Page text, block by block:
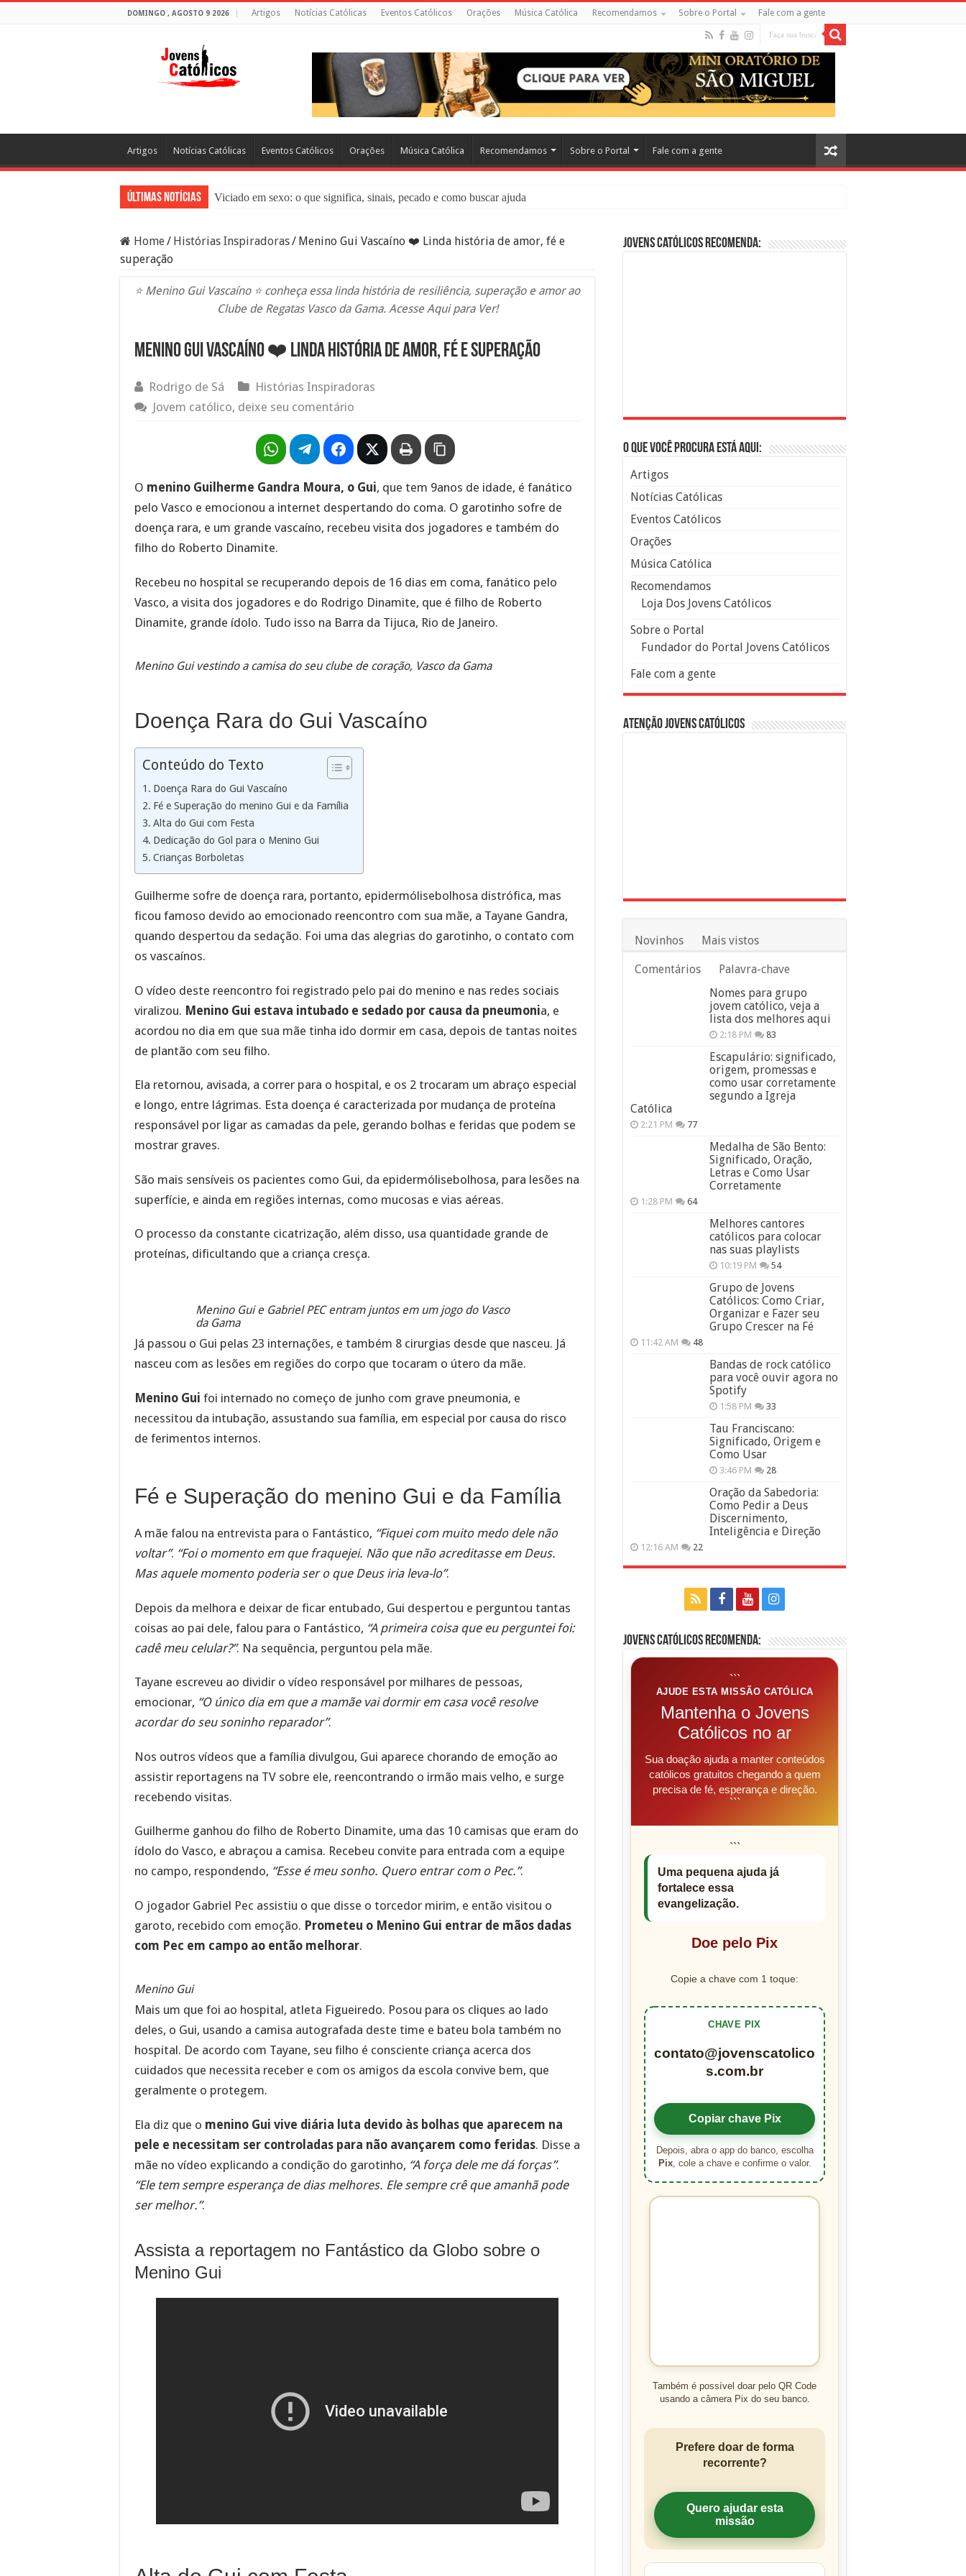
DOMINGO , AGOSTO 9 2026 Artigos Notícias Católicas Eventos Católicos Orações Música Católica Recomendamos Sobre o Portal Fale com a gente
Artigos Notícias Católicas Eventos Católicos Orações Música Católica Recomendamos Sobre o Portal Fale com a gente
Últimas Notícias
Viciado em sexo: o que significa, sinais, pecado e como buscar ajuda
Filme Sagrado Coração – Seu Reino Não Terá Fim: O Documentário Que Vai Tocar os Católicos no Cinema
8 Pessoas Que Você Não Deve Ajudar Segundo a Bíblia
Home/ Histórias Inspiradoras/ Menino Gui Vascaíno ❤️ Linda história de amor, fé e
superação
⭐ Menino Gui Vascaíno ⭐ conheça essa linda história de resiliência, superação e amor ao
Clube de Regatas Vasco da Gama. Acesse Aqui para Ver!
Menino Gui Vascaíno ❤️ Linda história de amor, fé e superação
Rodrigo de Sá
Histórias Inspiradoras
Jovem católico, deixe seu comentário
O menino Guilherme Gandra Moura, o Gui, que tem 9anos de idade, é fanático
pelo Vasco e emocionou a internet despertando do coma. O garotinho sofre de
doença rara, e um grande vascaíno, recebeu visita dos jogadores e também do
filho do Roberto Dinamite.
Recebeu no hospital se recuperando depois de 16 dias em coma, fanático pelo
Vasco, a visita dos jogadores e do Rodrigo Dinamite, que é filho de Roberto
Dinamite, grande ídolo. Tudo isso na Barra da Tijuca, Rio de Janeiro.
Menino Gui vestindo a camisa do seu clube de coração, Vasco da Gama
Doença Rara do Gui Vascaíno
Conteúdo do Texto
Doença Rara do Gui Vascaíno
Fé e Superação do menino Gui e da Família
Alta do Gui com Festa
Dedicação do Gol para o Menino Gui
Crianças Borboletas
Guilherme sofre de doença rara, portanto, epidermólisebolhosa distrófica, mas
ficou famoso devido ao emocionado reencontro com sua mãe, a Tayane Gandra,
quando despertou da sedação. Foi uma das alegrias do garotinho, o contato com
os vascaínos.
O vídeo deste reencontro foi registrado pelo pai do menino e nas redes sociais
viralizou. Menino Gui estava intubado e sedado por causa da pneumonia, e
acordou no dia em que sua mãe tinha ido dormir em casa, depois de tantas noites
de plantão com seu filho.
Ela retornou, avisada, a correr para o hospital, e os 2 trocaram um abraço especial
e longo, entre lágrimas. Esta doença é caracterizada por mudança de proteína
responsável por ligar as camadas da pele, gerando bolhas e feridas que podem se
mostrar graves.
São mais sensíveis os pacientes como Gui, da epidermólisebolhosa, para lesões na
superfície, e ainda em regiões internas, como mucosas e vias aéreas.
O processo da constante cicatrização, além disso, usa quantidade grande de
proteínas, dificultando que a criança cresça.
Menino Gui e Gabriel PEC entram juntos em um jogo do Vasco
da Gama
Já passou o Gui pelas 23 internações, e também 8 cirurgias desde que nasceu. Já
nasceu com as lesões em regiões do corpo que tocaram o útero da mãe.
Menino Gui foi internado no começo de junho com grave pneumonia, e
necessitou da intubação, assustando sua família, em especial por causa do risco
de ferimentos internos.
Fé e Superação do menino Gui e da Família
A mãe falou na entrevista para o Fantástico, “Fiquei com muito medo dele não
voltar”. “Foi o momento em que fraquejei. Não que não acreditasse em Deus.
Mas aquele momento poderia ser o que Deus iria leva-lo”.
Depois da melhora e deixar de ficar entubado, Gui despertou e perguntou tantas
coisas ao pai dele, falou para o Fantástico, “A primeira coisa que eu perguntei foi:
cadê meu celular?”. Na sequência, perguntou pela mãe.
Tayane escreveu ao dividir o vídeo responsável por milhares de pessoas,
emocionar, “O único dia em que a mamãe vai dormir em casa você resolve
acordar do seu soninho reparador”.
Nos outros vídeos que a família divulgou, Gui aparece chorando de emoção ao
assistir reportagens na TV sobre ele, reencontrando o irmão mais velho, e surge
recebendo visitas.
Guilherme ganhou do filho de Roberto Dinamite, uma das 10 camisas que eram do
ídolo do Vasco, e abraçou a camisa. Recebeu convite para entrada com a equipe
no campo, respondendo, “Esse é meu sonho. Quero entrar com o Pec.”.
O jogador Gabriel Pec assistiu o que disse o torcedor mirim, e então visitou o
garoto, recebido com emoção. Prometeu o Menino Gui entrar de mãos dadas
com Pec em campo ao então melhorar.
Menino Gui
Mais um que foi ao hospital, atleta Figueiredo. Posou para os cliques ao lado
deles, o Gui, usando a camisa autografada deste time e bateu bola também no
hospital. De acordo com Tayane, seu filho é consciente criança acerca dos
cuidados que necessita receber e com os amigos da escola convive bem, que
geralmente o protegem.
Ela diz que o menino Gui vive diária luta devido às bolhas que aparecem na
pele e necessitam ser controladas para não avançarem como feridas. Disse a
mãe no vídeo explicando a condição do garotinho, “A força dele me dá forças”.
“Ele tem sempre esperança de dias melhores. Ele sempre crê que amanhã pode
ser melhor.”.
Assista a reportagem no Fantástico da Globo sobre o
Menino Gui
Jovens Católicos Recomenda:
O que você procura está aqui:
Artigos
Notícias Católicas
Eventos Católicos
Orações
Música Católica
Recomendamos
Loja Dos Jovens Católicos
Sobre o Portal
Fundador do Portal Jovens Católicos
Fale com a gente
Atenção Jovens Católicos
Novinhos Mais vistos
Comentários
Palavra-chave
Nomes para grupo
jovem católico, veja a
lista dos melhores aqui
2:18 PM 83
Escapulário: significado,
origem, promessas e
como usar corretamente
segundo a Igreja
Católica
2:21 PM 77
Medalha de São Bento:
Significado, Oração,
Letras e Como Usar
Corretamente
1:28 PM 64
Melhores cantores
católicos para colocar
nas suas playlists
10:19 PM 54
Grupo de Jovens
Católicos: Como Criar,
Organizar e Fazer seu
Grupo Crescer na Fé
11:42 AM 48
Bandas de rock católico
para você ouvir agora no
Spotify
1:58 PM 33
Tau Franciscano:
Significado, Origem e
Como Usar
3:46 PM 28
Oração da Sabedoria:
Como Pedir a Deus
Discernimento,
Inteligência e Direção
12:16 AM 22
Jovens Católicos Recomenda:
```
AJUDE ESTA MISSÃO CATÓLICA
Mantenha o Jovens
Católicos no ar
Sua doação ajuda a manter conteúdos
católicos gratuitos chegando a quem
precisa de fé, esperança e direção.
```
```
Uma pequena ajuda já
fortalece essa
evangelização.
Doe pelo Pix
Copie a chave com 1 toque:
CHAVE PIX
contato@jovenscatolico
s.com.br
Copiar chave Pix
Depois, abra o app do banco, escolha
Pix, cole a chave e confirme o valor.
Também é possível doar pelo QR Code
usando a câmera Pix do seu banco.
Prefere doar de forma
recorrente?
Quero ajudar esta
missão